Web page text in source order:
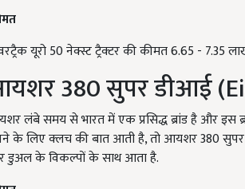
यूरो 50 नेक्स्ट ट्रैक्टर की कीमत 6.65 - 7.35
380 सुपर डीआई
लंबे समय से भारत में एक प्रसिद्ध ब्रांड है और इस
के लिए क्लच की बात आती है, तो आयशर 380
डुअल के विकल्पों के साथ आता है.